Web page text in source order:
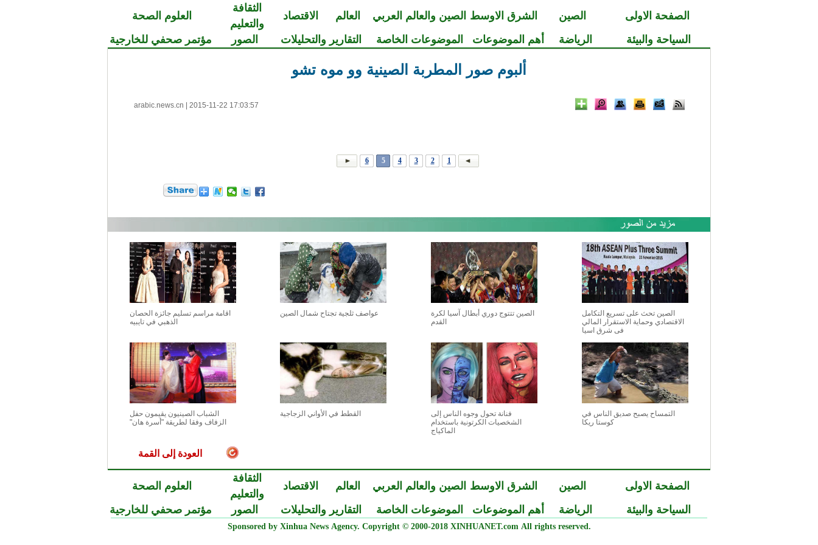
الصفحة الاولى الصين الشرق الاوسط الصين والعالم العربي العالم الاقتصاد
الثقافة
والتعليم
العلوم الصحة
السياحة والبيئة
الرياضة أهم الموضوعات الموضوعات الخاصة التقارير والتحليلات الصور مؤتمر صحفي للخارجية
ألبوم صور المطربة الصينية وو موه تشو
arabic.news.cn 2015-11-22 17:03:57
1
2
3
4
5
6
الصين تحث على تسريع التكامل
الاقتصادي وحماية الاستقرار المالي
فى شرق اسيا
الصين تتتوج دوري أبطال آسيا لكرة
القدم
عواصف ثلجية تجتاح شمال الصين
اقامة مراسم تسليم جائزة الحصان
الذهبي في تايبيه
التمساح يصبح صديق الناس في
كوستا ريكا
فنانة تحول وجوه الناس إلى
الشخصيات الكرتونية باستخدام
الماكياج
القطط في الأواني الزجاجية
الشباب الصينيون يقيمون حفل
الزفاف وفقا لطريقة "أسرة هان"
العودة إلى القمة
الصفحة الاولى الصين الشرق الاوسط الصين والعالم العربي العالم الاقتصاد
الثقافة
والتعليم
العلوم الصحة
السياحة والبيئة
الرياضة أهم الموضوعات الموضوعات الخاصة التقارير والتحليلات الصور مؤتمر صحفي للخارجية
Sponsored by Xinhua News Agency. Copyright © 2000-2018 XINHUANET.com All rights reserved.